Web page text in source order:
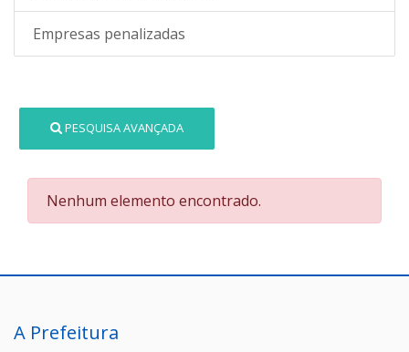
Empresas penalizadas
PESQUISA AVANÇADA
Nenhum elemento encontrado.
A Prefeitura